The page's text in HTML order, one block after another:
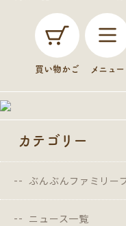
買い物かご メニュー
カテゴリー
ぶんぶんファミリー
ニュース一覧